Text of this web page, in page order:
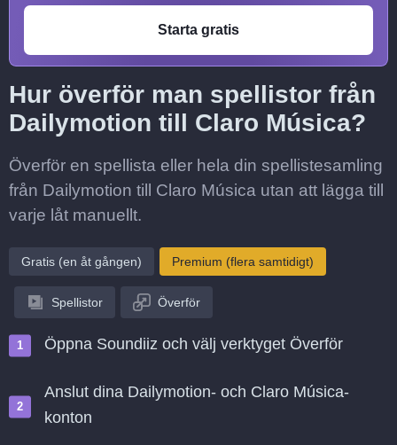
Starta gratis
Hur överför man spellistor från
Dailymotion till Claro Música?
Överför en spellista eller hela din spellistesamling
från Dailymotion till Claro Música utan att lägga till
varje låt manuellt.
Gratis (en åt gången) Premium (flera samtidigt)
Spellistor Överför
Öppna Soundiiz och välj verktyget Överför
Anslut dina Dailymotion- och Claro Música-
konton